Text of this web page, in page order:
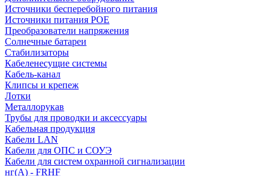
Источники бесперебойного питания
Источники питания POE
Преобразователи напряжения
Солнечные батареи
Стабилизаторы
Кабеленесущие системы
Кабель-канал
Клипсы и крепеж
Лотки
Металлорукав
Трубы для проводки и аксессуары
Кабельная продукция
Кабели LAN
Кабели для ОПС и СОУЭ
Кабели для систем охранной сигнализации
нг(A) - FRHF